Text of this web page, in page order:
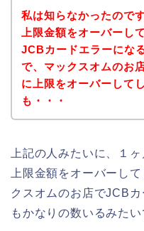
私は知らなかったので
上限金額をオーバーし
JCBカードエラーにな
で、マックスオムのお
に上限をオーバーして
も・・・
上記の人みたいに、１
上限金額をオーバーし
クスオムのお店でJCB
もかなりの数いるみたい